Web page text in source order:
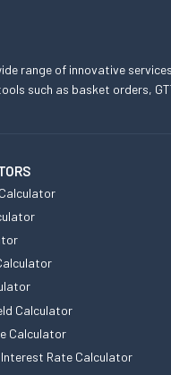
range of innovative
such as basket orders,
Calculator
Calculator
Rate Calculator